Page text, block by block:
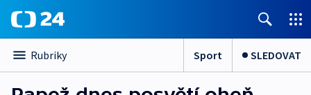
Rubriky Sport SLEDOVAT